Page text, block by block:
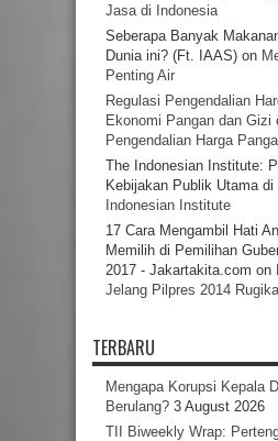
Jasa di Indonesia
Seberapa Banyak
Dunia ini? (Ft. IAAS) on
Penting Air
Regulasi Pengendalian
Ekonomi Pangan dan Gizi
Pengendalian Harga
The Indonesian Institute:
Kebijakan Publik Utama di
Indonesian Institute
17 Cara Mengambil Hati
Memilih di Pemilihan
2017 - Jakartakita.com on
Jelang Pilpres 2014
TERBARU
Mengapa Korupsi Kepala
Berulang? 3 August 2026
TII Biweekly Wrap: